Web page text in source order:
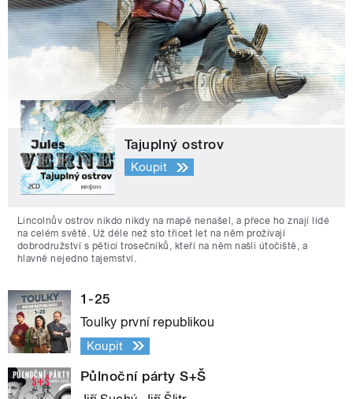
Tajuplný ostrov
Koupit
Lincolnův ostrov nikdo nikdy na mapě nenašel, a přece ho znají lidé
na celém světě. Už déle než sto třicet let na něm prožívají
dobrodružství s pěticí trosečníků, kteří na něm našli útočiště, a
hlavně nejedno tajemství.
1-25
Toulky první republikou
Koupit
Půlnoční párty S+Š